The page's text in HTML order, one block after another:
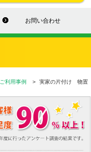
お問い合わせ
ご利用事例 実家の片付け 物置